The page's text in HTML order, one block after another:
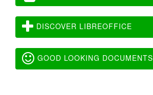
DISCOVER LIBREOFFICE
GOOD LOOKING DOCUMENTS